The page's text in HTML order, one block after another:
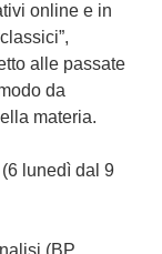
online e in
alle passate
da
materia.
(6 lunedì dal 9
(BP